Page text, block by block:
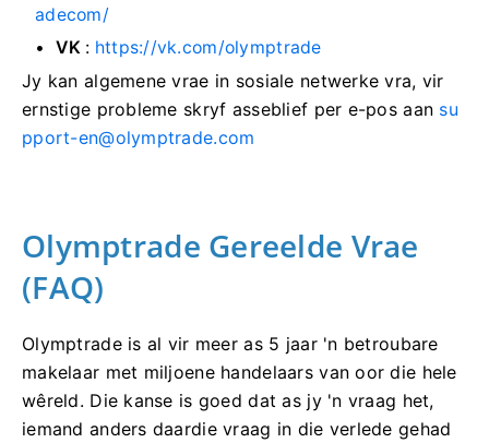
adecom/
VK: https://vk.com/olymptrade
Jy kan algemene vrae in sosiale netwerke vra, vir
ernstige probleme skryf asseblief per e-pos aan su
pport-en@olymptrade.com
Olymptrade Gereelde Vrae
(FAQ)
Olymptrade is al vir meer as 5 jaar 'n betroubare
makelaar met miljoene handelaars van oor die hele
wêreld. Die kanse is goed dat as jy 'n vraag het,
iemand anders daardie vraag in die verlede gehad